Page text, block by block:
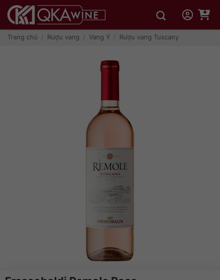
qua
dungTrang chủ / Rượu vang / Vang Ý / Rượu vang Tuscany